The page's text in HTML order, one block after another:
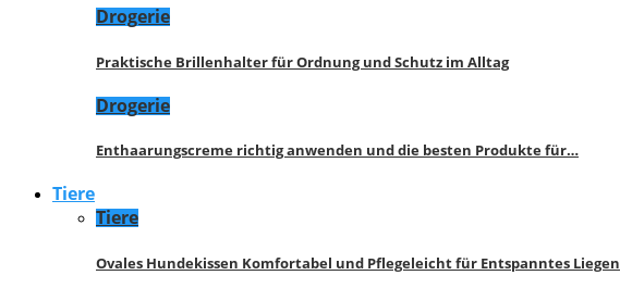
Drogerie
Praktische Brillenhalter für Ordnung und Schutz im Alltag
Drogerie
Enthaarungscreme richtig anwenden und die besten Produkte für…
Tiere
Tiere
Ovales Hundekissen Komfortabel und Pflegeleicht für Entspanntes Liegen